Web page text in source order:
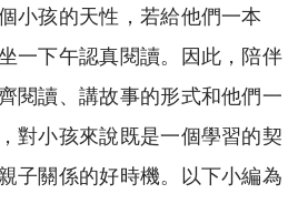
小孩的天性，若給他們一本
一下午認真閱讀。因此，陪伴
閱讀、講故事的形式和他們一
對小孩來說既是一個學習的契
子關係的好時機。以下小編為